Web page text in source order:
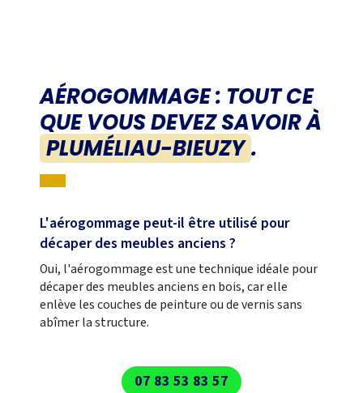
AÉROGOMMAGE : TOUT CE
QUE VOUS DEVEZ SAVOIR À
PLUMÉLIAU-BIEUZY .
L'aérogommage peut-il être utilisé pour
décaper des meubles anciens ?
Oui, l'aérogommage est une technique idéale pour
décaper des meubles anciens en bois, car elle
enlève les couches de peinture ou de vernis sans
abîmer la structure.
07 83 53 83 57